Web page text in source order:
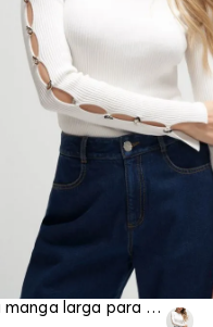
Blusa manga larga para mujer